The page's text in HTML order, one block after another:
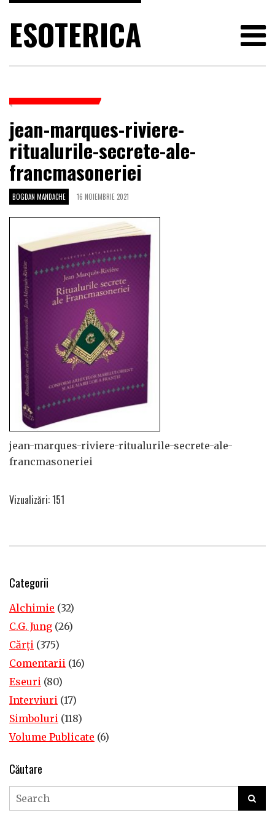
ESOTERICA
jean-marques-riviere-
ritualurile-secrete-ale-
francmasoneriei
BOGDAN MANDACHE 16 NOIEMBRIE 2021
jean-marques-riviere-ritualurile-secrete-ale-
francmasoneriei
Vizualizări: 151
Categorii
Alchimie (32)
C.G. Jung (26)
Cărţi (375)
Comentarii (16)
Eseuri (80)
Interviuri (17)
Simboluri (118)
Volume Publicate (6)
Căutare